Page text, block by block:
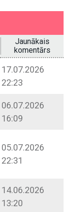
Jaunākais
komentārs
17.07.2026
22:23
06.07.2026
16:09
05.07.2026
22:31
14.06.2026
13:20